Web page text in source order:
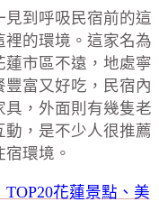
見到呼吸民宿前的這
的環境。這家名為
蓮市區不遠，地處寧
富又好吃，民宿內
，外面則有幾隻老
動，是不少人很推薦
環境。
花蓮景點、美